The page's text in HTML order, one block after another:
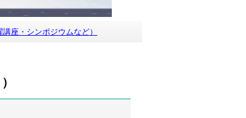
座・シンポジウムなど）